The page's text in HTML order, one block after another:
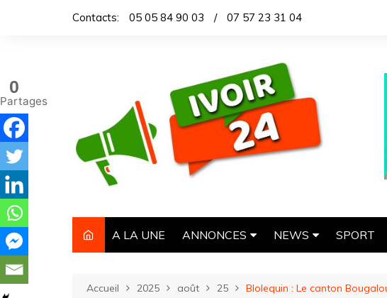
Contacts: 05 05 84 90 03 / 07 57 23 31 04
A LA UNE ANNONCES
AUTOMOBILE
NEWS
DEPECHE
SPORT
Accueil 2025 août 25 Blolequin : Le canton
0
Partages